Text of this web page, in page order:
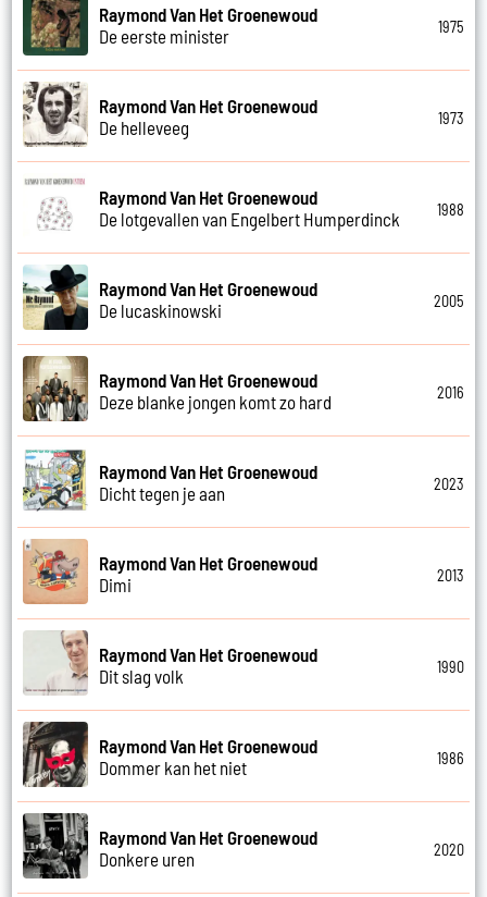
Raymond Van Het Groenewoud
De eerste minister
1975
Raymond Van Het Groenewoud
De helleveeg
1973
Raymond Van Het Groenewoud
De lotgevallen van Engelbert Humperdinck
1988
Raymond Van Het Groenewoud
De lucaskinowski
2005
Raymond Van Het Groenewoud
Deze blanke jongen komt zo hard
2016
Raymond Van Het Groenewoud
Dicht tegen je aan
2023
Raymond Van Het Groenewoud
Dimi
2013
Raymond Van Het Groenewoud
Dit slag volk
1990
Raymond Van Het Groenewoud
Dommer kan het niet
1986
Raymond Van Het Groenewoud
Donkere uren
2020